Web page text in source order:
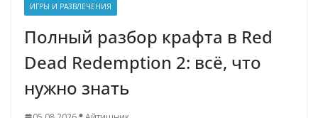
ИГРЫ И РАЗВЛЕЧЕНИЯ
Полный разбор крафта в Red
Dead Redemption 2: всё, что
нужно знать